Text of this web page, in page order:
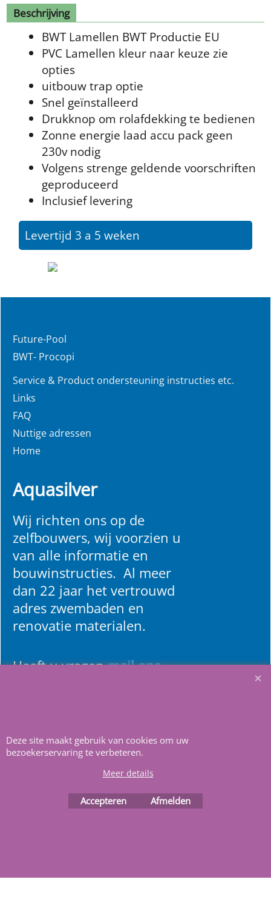
Beschrijving
BWT Lamellen BWT Productie EU
PVC Lamellen kleur naar keuze zie
opties
uitbouw trap optie
Snel geïnstalleerd
Drukknop om rolafdekking te bedienen
Zonne energie laad accu pack geen
230v nodig
Volgens strenge geldende voorschriften
geproduceerd
Inclusief levering
Levertijd 3 a 5 weken
Future-Pool
BWT- Procopi
Service & Product ondersteuning instructies etc.
Links
FAQ
Nuttige adressen
Home
Aquasilver
Wij richten ons op de
zelfbouwers, wij voorzien u
van alle informatie en
bouwinstructies. Al meer
dan 22 jaar het vertrouwd
adres zwembaden en
renovatie materialen.
Heeft u vragenmail ons.
ShopFactory webwinkel
software.
Deze site maakt gebruik van cookies om uw
bezoekerservaring te verbeteren.
Meer details
Accepteren Afmelden